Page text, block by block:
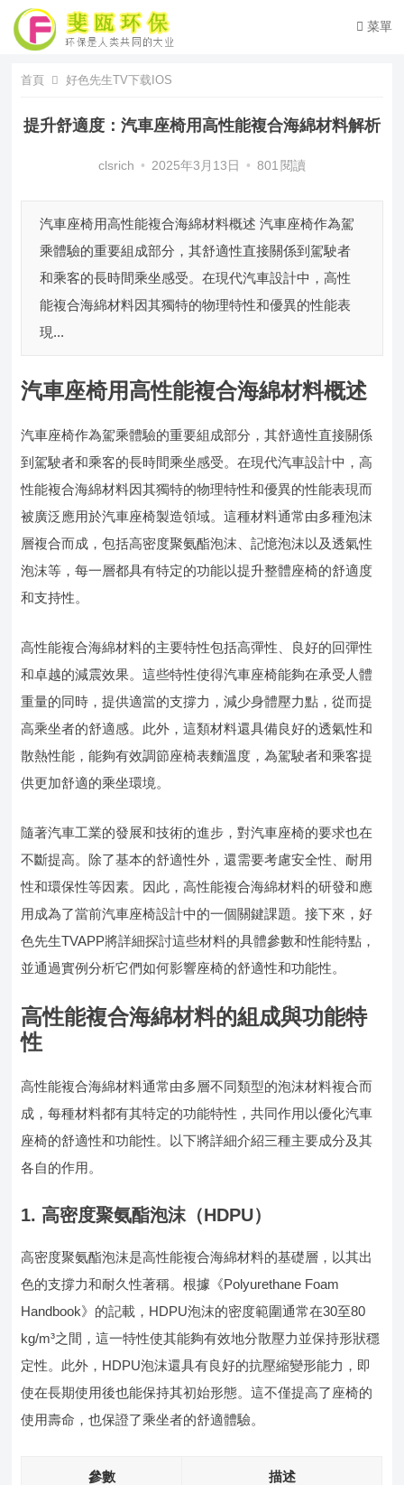
菜單
首頁 好色先生TV下载IOS
提升舒適度：汽車座椅用高性能複合海綿材料解析
clsrich • 2025年3月13日 • 801 閱讀
汽車座椅用高性能複合海綿材料概述 汽車座椅作為駕
乘體驗的重要組成部分，其舒適性直接關係到駕駛者
和乘客的長時間乘坐感受。在現代汽車設計中，高性
能複合海綿材料因其獨特的物理特性和優異的性能表
現...
汽車座椅用高性能複合海綿材料概述
汽車座椅作為駕乘體驗的重要組成部分，其舒適性直接關係
到駕駛者和乘客的長時間乘坐感受。在現代汽車設計中，高
性能複合海綿材料因其獨特的物理特性和優異的性能表現而
被廣泛應用於汽車座椅製造領域。這種材料通常由多種泡沫
層複合而成，包括高密度聚氨酯泡沫、記憶泡沫以及透氣性
泡沫等，每一層都具有特定的功能以提升整體座椅的舒適度
和支持性。
高性能複合海綿材料的主要特性包括高彈性、良好的回彈性
和卓越的減震效果。這些特性使得汽車座椅能夠在承受人體
重量的同時，提供適當的支撐力，減少身體壓力點，從而提
高乘坐者的舒適感。此外，這類材料還具備良好的透氣性和
散熱性能，能夠有效調節座椅表麵溫度，為駕駛者和乘客提
供更加舒適的乘坐環境。
隨著汽車工業的發展和技術的進步，對汽車座椅的要求也在
不斷提高。除了基本的舒適性外，還需要考慮安全性、耐用
性和環保性等因素。因此，高性能複合海綿材料的研發和應
用成為了當前汽車座椅設計中的一個關鍵課題。接下來，好
色先生TVAPP將詳細探討這些材料的具體參數和性能特點，
並通過實例分析它們如何影響座椅的舒適性和功能性。
高性能複合海綿材料的組成與功能特
性
高性能複合海綿材料通常由多層不同類型的泡沫材料複合而
成，每種材料都有其特定的功能特性，共同作用以優化汽車
座椅的舒適性和功能性。以下將詳細介紹三種主要成分及其
各自的作用。
1. 高密度聚氨酯泡沫（HDPU）
高密度聚氨酯泡沫是高性能複合海綿材料的基礎層，以其出
色的支撐力和耐久性著稱。根據《Polyurethane Foam
Handbook》的記載，HDPU泡沫的密度範圍通常在30至80
kg/m³之間，這一特性使其能夠有效地分散壓力並保持形狀穩
定性。此外，HDPU泡沫還具有良好的抗壓縮變形能力，即
使在長期使用後也能保持其初始形態。這不僅提高了座椅的
使用壽命，也保證了乘坐者的舒適體驗。
參數 描述